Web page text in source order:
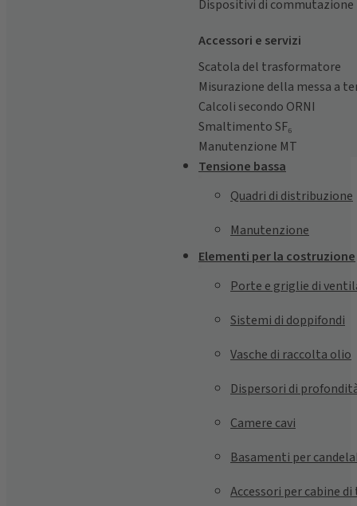
Dispositivi di
Accessori e servizi
Scatola del trasformatore
Misurazione della messa a
Calcoli secondo ORNI
Smaltimento SF₆
Manutenzione MT
Tensione bassa
Quadri di distribuzione
Manutenzione
Elementi per la costruzione
Porte e griglie di
Sistemi di doppifondi
Vasche di raccolta olio
Dispersori di
Camere cavi
Basamenti per
Accessori per cabine